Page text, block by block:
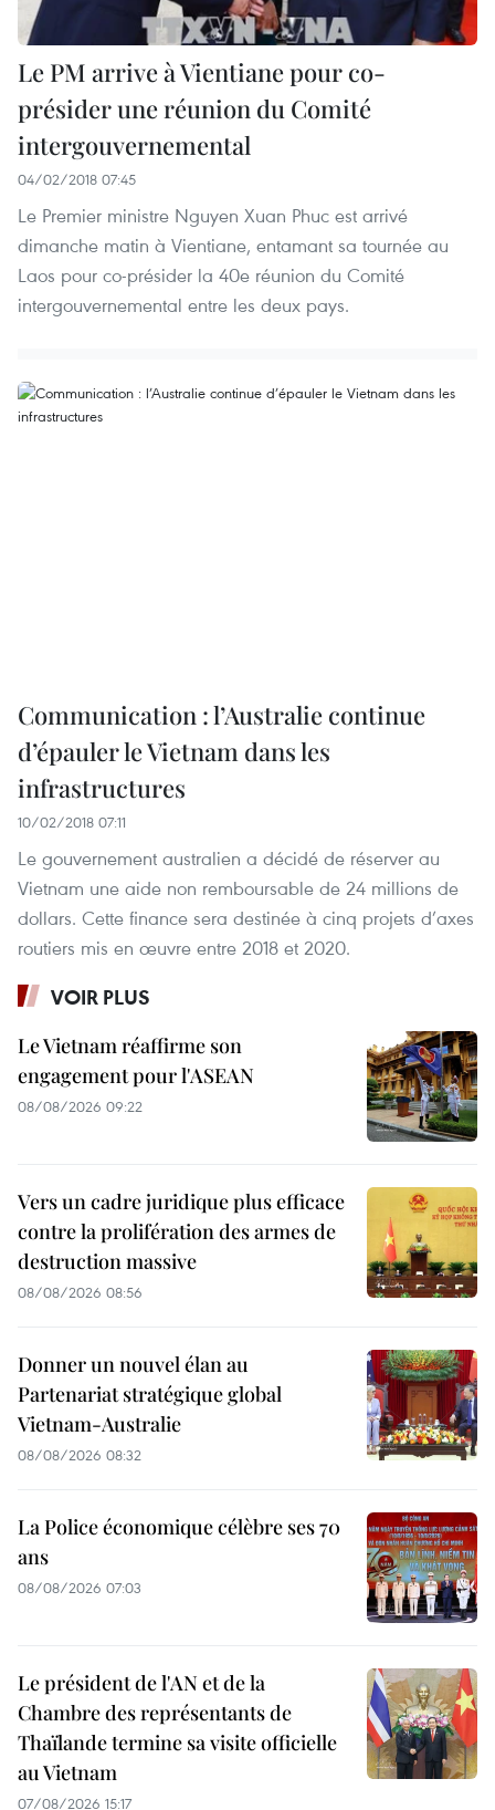
Le PM arrive à Vientiane pour co-
présider une réunion du Comité
intergouvernemental
04/02/2018 07:45
Le Premier ministre Nguyen Xuan Phuc est arrivé
dimanche matin à Vientiane, entamant sa tournée au
Laos pour co-présider la 40e réunion du Comité
intergouvernemental entre les deux pays.
Communication : l’Australie continue
d’épauler le Vietnam dans les
infrastructures
10/02/2018 07:11
Le gouvernement australien a décidé de réserver au
Vietnam une aide non remboursable de 24 millions de
dollars. Cette finance sera destinée à cinq projets d’axes
routiers mis en œuvre entre 2018 et 2020.
VOIR PLUS
Le Vietnam réaffirme son
engagement pour l'ASEAN
08/08/2026 09:22
Vers un cadre juridique plus efficace
contre la prolifération des armes de
destruction massive
08/08/2026 08:56
Donner un nouvel élan au
Partenariat stratégique global
Vietnam-Australie
08/08/2026 08:32
La Police économique célèbre ses 70
ans
08/08/2026 07:03
Le président de l'AN et de la
Chambre des représentants de
Thaïlande termine sa visite officielle
au Vietnam
07/08/2026 15:17